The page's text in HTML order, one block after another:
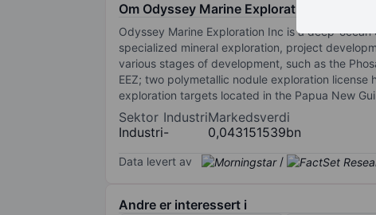
Om Odyssey Marine Exploration Inc.
Odyssey Marine Exploration Inc is a deep-
specialized mineral exploration, project
various stages of development, such as the
EEZ; two polymetallic nodule exploration
exploration targets located in the Papua New
Sektor
Industri
Industri
-
Markedsverdi
0,043151539bn
Data levert av /
Andre er interessert i